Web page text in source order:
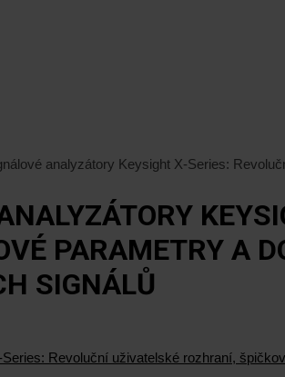
analyzátory Keysight X-Series:
PARAMETRY A
SIGNÁLŮ